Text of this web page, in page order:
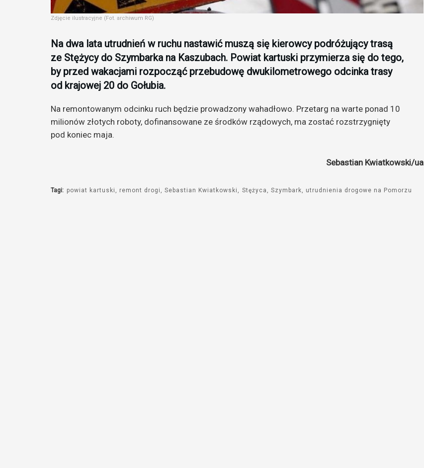
Zdjęcie ilustracyjne (Fot. archiwum RG)
Na dwa lata utrudnień w ruchu nastawić muszą się kierowcy podróżujący trasą
ze Stężycy do Szymbarka na Kaszubach. Powiat kartuski przymierza się do tego,
by przed wakacjami rozpocząć przebudowę dwukilometrowego odcinka trasy
od krajowej 20 do Gołubia.
Na remontowanym odcinku ruch będzie prowadzony wahadłowo. Przetarg na warte ponad 10
milionów złotych roboty, dofinansowane ze środków rządowych, ma zostać rozstrzygnięty
pod koniec maja.
Sebastian Kwiatkowski/ua
Tagi: powiat kartuski remont drogi Sebastian Kwiatkowski Stężyca Szymbark utrudnienia drogowe na Pomorzu